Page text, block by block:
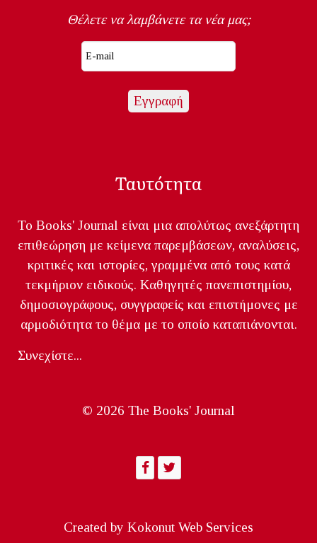
Θέλετε να λαμβάνετε τα νέα μας;
Ταυτότητα
Το Books' Journal είναι μια απολύτως ανεξάρτητη
επιθεώρηση με κείμενα παρεμβάσεων, αναλύσεις,
κριτικές και ιστορίες, γραμμένα από τους κατά
τεκμήριον ειδικούς. Καθηγητές πανεπιστημίου,
δημοσιογράφους, συγγραφείς και επιστήμονες με
αρμοδιότητα το θέμα με το οποίο καταπιάνονται.
Συνεχίστε...
© 2026 The Books' Journal
Created by Kokonut Web Services